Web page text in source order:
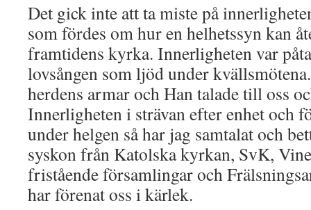
Det gick inte att ta miste på
som fördes om hur en helhetssyn kan
framtidens kyrka. Innerligheten var
lovsången som ljöd under
herdens armar och Han talade till oss
Innerligheten i strävan efter enhet och
under helgen så har jag samtalat och
syskon från Katolska kyrkan, SvK,
fristående församlingar och
har förenat oss i kärlek.